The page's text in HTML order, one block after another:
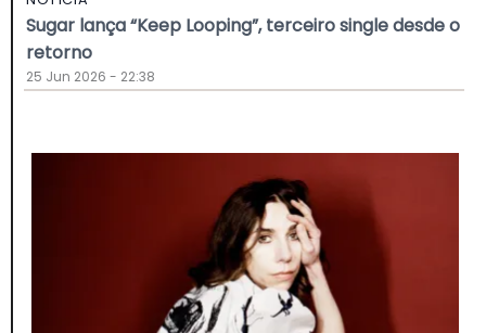
Sugar lança “Keep Looping”, terceiro single desde o
retorno
25 Jun 2026 - 22:38